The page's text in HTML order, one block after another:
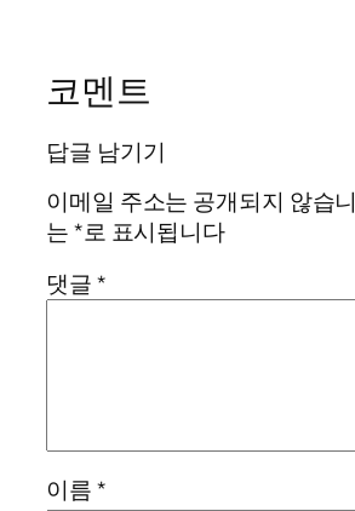
코멘트
답글 남기기
이메일 주소는 공개되지 않습
는*로 표시됩니다
댓글*
이름*